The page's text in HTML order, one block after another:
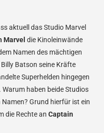
aktuell das Studio Marvel
Marvel die Kinoleinwände
Namen des mächtigen
Batson seine Kräfte
Superhelden hingegen
haben beide Studios
Grund hierfür ist ein
die Rechte an Captain